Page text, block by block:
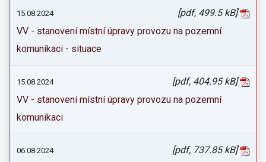
15.08.2024
[pdf, 499.5 kB]
VV - stanovení místní úpravy provozu na pozemní
komunikaci - situace
15.08.2024
[pdf, 404.95 kB]
VV - stanovení místní úpravy provozu na pozemní
komunikaci
06.08.2024
[pdf, 737.85 kB]